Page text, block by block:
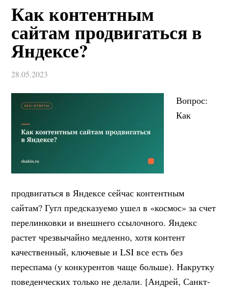
Как контентным
сайтам продвигаться в
Яндексе?
28.05.2023
Вопрос:
Как
продвигаться в Яндексе сейчас контентным
сайтам? Гугл предсказуемо ушел в «космос» за счет
перелинковки и внешнего ссылочного. Яндекс
растет чрезвычайно медленно, хотя контент
качественный, ключевые и LSI все есть без
переспама (у конкурентов чаще больше). Накрутку
поведенческих только не делали. [Андрей, Санкт-